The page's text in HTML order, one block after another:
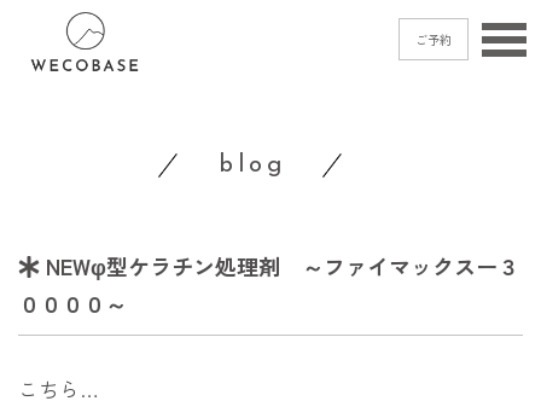
ご予約
shop access
blog
NEWφ型ケラチン処理剤 ～ファイマックスー３
００００～
こちら…